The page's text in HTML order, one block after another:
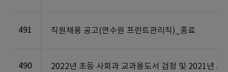
491 직원채용 공고(연수원 프런트관리직)_종료
490 2022년 초등 사회과 교과용도서 검정 및 2021년 초